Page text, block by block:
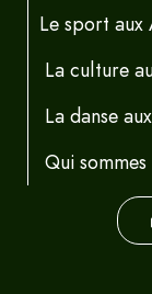
Le sport aux
La culture
La danse
Qui